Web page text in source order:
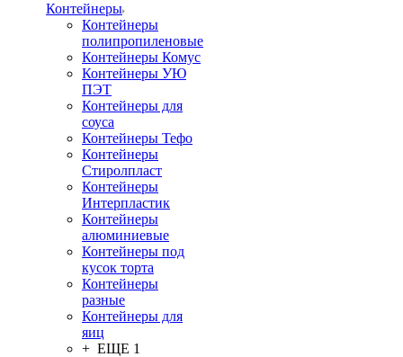
Контейнеры
Контейнеры
полипропиленовые
Контейнеры Комус
Контейнеры УЮ
ПЭТ
Контейнеры для
соуса
Контейнеры Тефо
Контейнеры
Стиролпласт
Контейнеры
Интерпластик
Контейнеры
алюминиевые
Контейнеры под
кусок торта
Контейнеры
разные
Контейнеры для
яиц
+ ЕЩЕ 1